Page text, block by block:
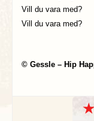
Vill du vara med?
Vill du vara med?
© Gessle – Hip
★